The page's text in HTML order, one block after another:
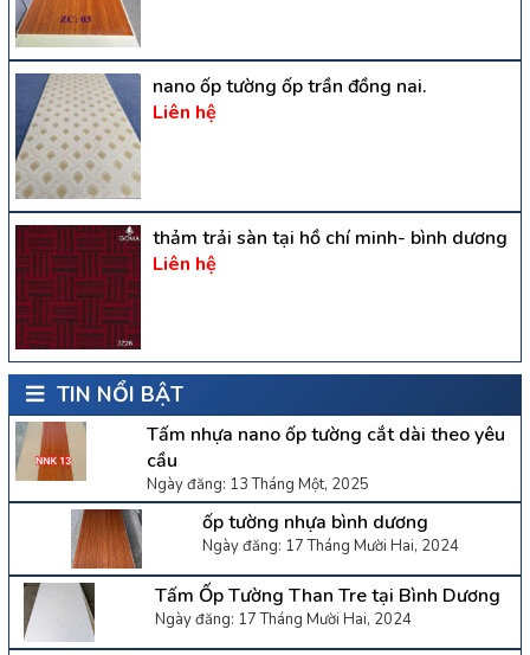
nano ốp tường ốp trần đồng nai.
Liên hệ
thảm trải sàn tại hồ chí minh- bình dương
Liên hệ
TIN NỔI BẬT
Tấm nhựa nano ốp tường cắt dài theo yêu
cầu
Ngày đăng: 13 Tháng Một, 2025
ốp tường nhựa bình dương
Ngày đăng: 17 Tháng Mười Hai, 2024
Tấm Ốp Tường Than Tre tại Bình Dương
Ngày đăng: 17 Tháng Mười Hai, 2024